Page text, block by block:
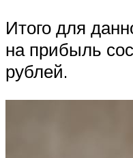
Итого для
на прибыль
рублей.